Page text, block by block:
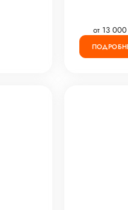
от 13